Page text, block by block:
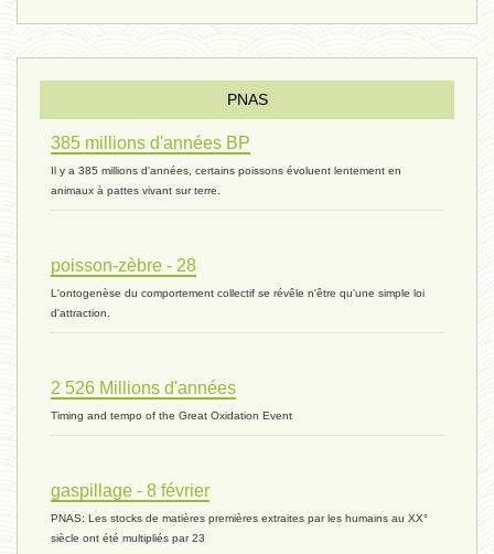
monogamie 03 - 21 novembre 2023 *
évolution 06 - 9 novembre 2023 *
vivant 07 - 22 octobre 2023 *
vivant 06 - 19 octobre 2023 *
PNAS
385 millions d'années BP
Il y a 385 millions d'années, certains poissons évoluent lentement en
animaux à pattes vivant sur terre.
poisson-zèbre - 28
L'ontogenèse du comportement collectif se révêle n'être qu'une simple loi
d'attraction.
2 526 Millions d'années
Timing and tempo of the Great Oxidation Event
gaspillage - 8 février
PNAS: Les stocks de matières premières extraites par les humains au XX°
siècle ont été multipliés par 23